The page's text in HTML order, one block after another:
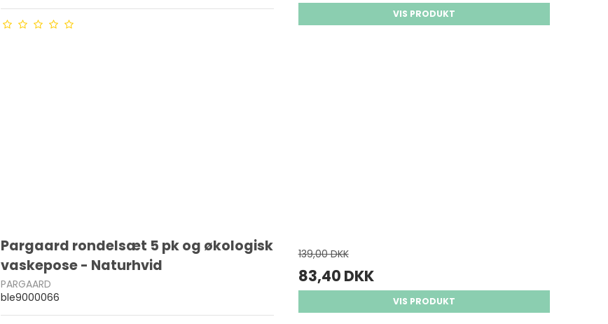
VIS PRODUKT
Pargaard rondelsæt 5 pk og økologisk
vaskepose - Naturhvid
PARGAARD
ble9000066
139,00 DKK
83,40 DKK
VIS PRODUKT